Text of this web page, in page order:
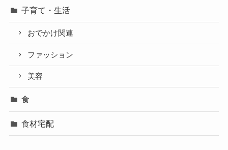
子育て・生活
おでかけ関連
ファッション
美容
食
食材宅配